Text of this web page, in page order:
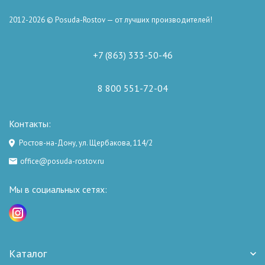
2012-2026 © Posuda-Rostov — от лучших производителей!
+7 (863) 333-50-46
8 800 551-72-04
Контакты:
Ростов-на-Дону, ул. Щербакова, 114/2
office@posuda-rostov.ru
Мы в социальных сетях:
Каталог